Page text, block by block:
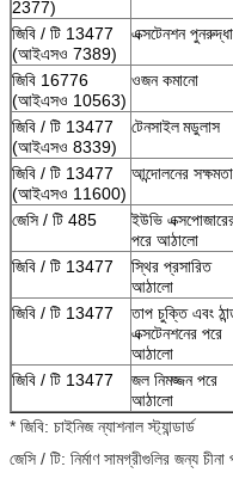
2377)
জিবি / টি 13477
(আইএসও 7389)
এক্সটেনশন
জিবি 16776
(আইএসও 10563)
ওজন কমানো
জিবি / টি 13477
(আইএসও 8339)
টেনসাইলমডুলাস
জিবি / টি 13477
(আইএসও 11600)
আন্দোলনের সক্ষমতা
জেসি / টি 485
ইউভি
পরে আঠালো
জিবি / টি 13477
স্থির প্রসারিত
আঠালো
জিবি / টি 13477
তাপ চুক্তি এবং
এক্সটেনশনের পরে
আঠালো
জিবি / টি 13477
জল নিমজ্জন পরে
আঠালো
* জিবি: চাইনিজ ন্যাশনাল স্ট্যান্ডার্ড
জেসি / টি: নির্মাণ সামগ্রীগুলির জন্য চীনা